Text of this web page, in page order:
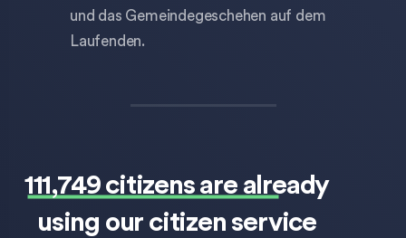
und das Gemeindegeschehen auf dem
Laufenden.
111,749 citizens are already
using our citizen service